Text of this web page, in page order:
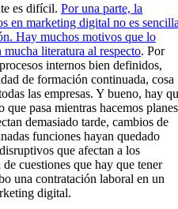
es difícil. Por una parte, la
en marketing digital no es
Hay muchos motivos que lo
literatura al respecto. Por
internos bien definidos,
de formación continuada, cosa
las empresas. Y bueno, hay
pasa mientras hacemos
demasiado tarde, cambios de
funciones hayan quedado
que afectan a los
cuestiones que hay que tener
una contratación laboral en un
digital.